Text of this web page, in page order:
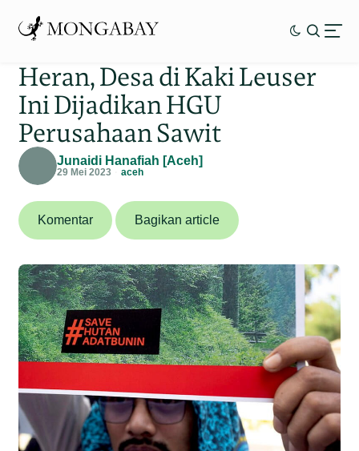
Heran, Desa di Kaki Leuser
Ini Dijadikan HGU
Perusahaan Sawit
Junaidi Hanafiah [Aceh]
29 Mei 2023 aceh
Komentar Bagikan article